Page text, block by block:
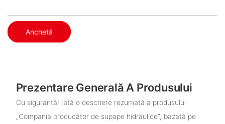
Anchetă
Prezentare Generală A Produsului
Cu siguranță! Iată o descriere rezumată a produsului
„Compania producător de supape hidraulice”, bazată pe